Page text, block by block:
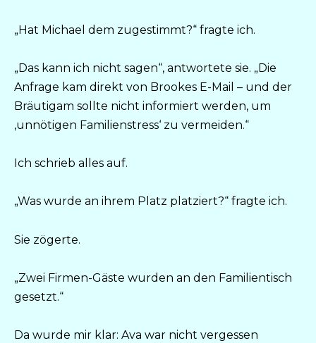
„Hat Michael dem zugestimmt?“ fragte ich.
„Das kann ich nicht sagen“, antwortete sie. „Die
Anfrage kam direkt von Brookes E-Mail – und der
Bräutigam sollte nicht informiert werden, um
‚unnötigen Familienstress‘ zu vermeiden.“
Ich schrieb alles auf.
„Was wurde an ihrem Platz platziert?“ fragte ich.
Sie zögerte.
„Zwei Firmen-Gäste wurden an den Familientisch
gesetzt.“
Da wurde mir klar: Ava war nicht vergessen